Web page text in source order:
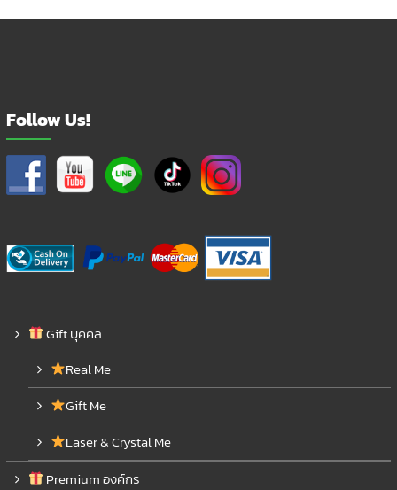
Follow Us!
Gift บุคคล
Real Me
Gift Me
Laser & Crystal Me
Premium องค์กร